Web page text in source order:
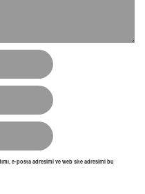
e-posta adresimi ve web site adresimi bu